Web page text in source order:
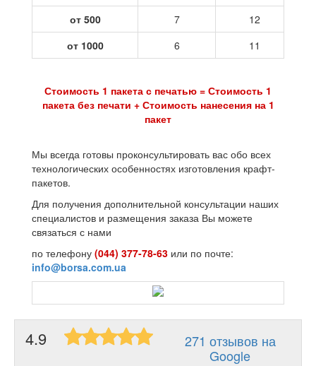
от 500
7
12
от 1000
6 11
Стоимость 1 пакета с печатью = Стоимость 1
пакета без печати + Стоимость нанесения на 1
пакет
Мы всегда готовы проконсультировать вас обо всех
технологических особенностях изготовления крафт-
пакетов.
Для получения дополнительной консультации наших
специалистов и размещения заказа Вы можете
связаться с нами
по телефону (044) 377-78-63 или по почте:
info@borsa.com.ua
4.9
271 отзывов на
Google